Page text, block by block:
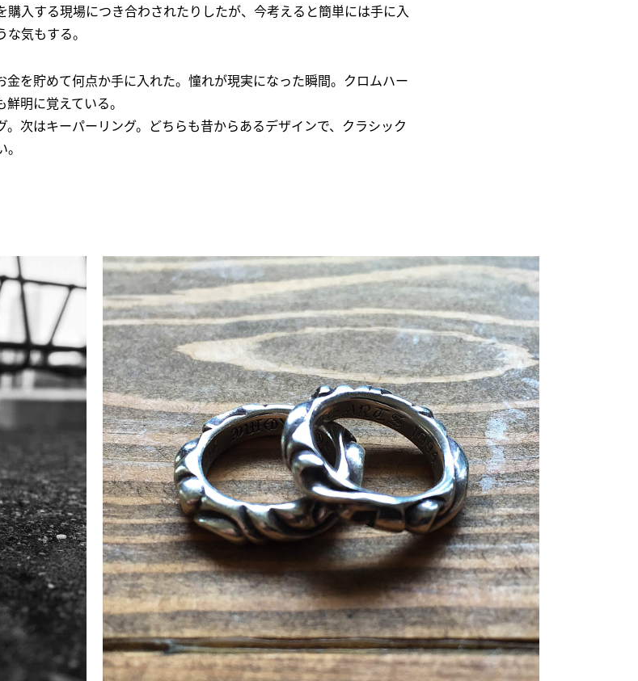
入する現場につき合わされたりしたが、今考えると簡単には手に入
気もする。
を貯めて何点か手に入れた。憧れが現実になった瞬間。クロムハー
明に覚えている。
次はキーパーリング。どちらも昔からあるデザインで、クラシック